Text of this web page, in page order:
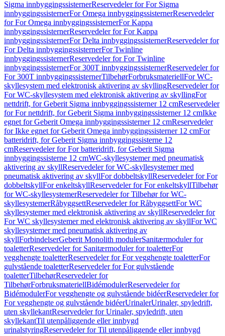
Sigma innbyggingssisternerReservedeler for For Sigma
innbyggingssisternerFor Omega innbyggingssisternerReservedeler
for For Omega innbyggingssisternerFor Kappa
innbyggingssisternerReservedeler for For Kappa
innbyggingssisternerFor Delta innbyggingssisternerReservedeler for
For Delta innbyggingssisternerFor Twinline
innbyggingssisternerReservedeler for For Twinline
innbyggingssisternerFor 300T innbyggingssisternerReservedeler for
For 300T innbyggingssisternerTilbehørForbruksmateriellFor WC-
skyllesystem med elektronisk aktivering av skyllingReservedeler for
For WC-skyllesystem med elektronisk aktivering av skyllingFor
nettdrift, for Geberit Sigma innbyggingssisterner 12 cmReservedeler
for For nettdrift, for Geberit Sigma innbyggingssisterner 12 cmIkke
egnet for Geberit Omega innbyggingssisterner 12 cmReservedeler
for Ikke egnet for Geberit Omega innbyggingssisterner 12 cmFor
batteridrift, for Geberit Sigma innbyggingssisterne 12
cmReservedeler for For batteridrift, for Geberit Sigma
innbyggingssisterne 12 cmWC-skyllesystemer med pneumatisk
aktivering av skyllReservedeler for WC-skyllesystemer med
pneumatisk aktivering av skyllFor dobbeltskyllReservedeler for For
dobbeltskyllFor enkeltskyllReservedeler for For enkeltskyllTilbehør
for WC-skyllesystemerReservedeler for Tilbehør for WC-
skyllesystemerRåbyggsettReservedeler for RåbyggsettFor WC
skyllesystemer med elektronisk aktivering av skyllReservedeler for
For WC skyllesystemer med elektronisk aktivering av skyllFor WC
skyllesystemer med pneumatisk aktivering av
skyllForbindelserGeberit Monolith modulerSanitærmoduler for
toaletterReservedeler for Sanitærmoduler for toaletterFor
vegghengte toaletterReservedeler for For vegghengte toaletterFor
gulvstående toaletterReservedeler for For gulvstående
toaletterTilbehørReservedeler for
TilbehørForbruksmateriellBidémodulerReservedeler for
BidémodulerFor vegghengte og gulvstående bidéerReservedeler for
For vegghengte og gulvstående bidéerUrinalerUrinaler, spyledrift,
uten skyllekantReservedeler for Urinaler, spyledrift, uten
skyllekantTil utenpåliggende eller innbygd
urinalstyringReservedeler for Til utenpåliggende eller innbygd